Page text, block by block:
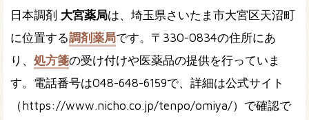
日本調剤 大宮薬局は、埼玉県さいたま市大宮区天沼町
に位置する調剤薬局です。〒330-0834の住所にあ
り、 処方箋の受け付けや医薬品の提供を行っていま
す。電話番号は048-648-6159で、詳細は公式サイト
（https://www.nicho.co.jp/tenpo/omiya/）で確認で